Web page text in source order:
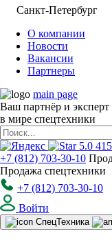
Санкт-Петербург
О компании
Новости
Вакансии
Партнеры
main page
Ваш партнёр и эксперт
в мире спецтехники
5.0 415
+7 (812) 703-30-10
Продажа спецтехники
+7 (812) 703-30-10
Войти
СпецТехника